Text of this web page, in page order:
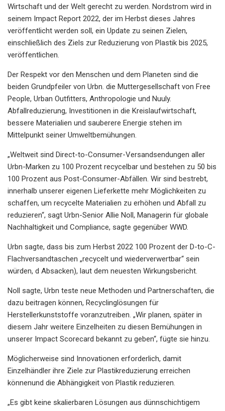
Wirtschaft und der Welt gerecht zu werden. Nordstrom wird in
seinem Impact Report 2022, der im Herbst dieses Jahres
veröffentlicht werden soll, ein Update zu seinen Zielen,
einschließlich des Ziels zur Reduzierung von Plastik bis 2025,
veröffentlichen.
Der Respekt vor den Menschen und dem Planeten sind die
beiden Grundpfeiler von Urbn. die Muttergesellschaft von Free
People, Urban Outfitters, Anthropologie und Nuuly.
Abfallreduzierung, Investitionen in die Kreislaufwirtschaft,
bessere Materialien und sauberere Energie stehen im
Mittelpunkt seiner Umweltbemühungen.
„Weltweit sind Direct-to-Consumer-Versandsendungen aller
Urbn-Marken zu 100 Prozent recycelbar und bestehen zu 50 bis
100 Prozent aus Post-Consumer-Abfällen. Wir sind bestrebt,
innerhalb unserer eigenen Lieferkette mehr Möglichkeiten zu
schaffen, um recycelte Materialien zu erhöhen und Abfall zu
reduzieren“, sagt Urbn-Senior Allie Noll, Managerin für globale
Nachhaltigkeit und Compliance, sagte gegenüber WWD.
Urbn sagte, dass bis zum Herbst 2022 100 Prozent der D-to-C-
Flachversandtaschen „recycelt und wiederverwertbar“ sein
würden, d Absacken), laut dem neuesten Wirkungsbericht.
Noll sagte, Urbn teste neue Methoden und Partnerschaften, die
dazu beitragen können, Recyclinglösungen für
Herstellerkunststoffe voranzutreiben. „Wir planen, später in
diesem Jahr weitere Einzelheiten zu diesen Bemühungen in
unserer Impact Scorecard bekannt zu geben“, fügte sie hinzu.
Möglicherweise sind Innovationen erforderlich, damit
Einzelhändler ihre Ziele zur Plastikreduzierung erreichen
könnenund die Abhängigkeit von Plastik reduzieren.
„Es gibt keine skalierbaren Lösungen aus dünnschichtigem